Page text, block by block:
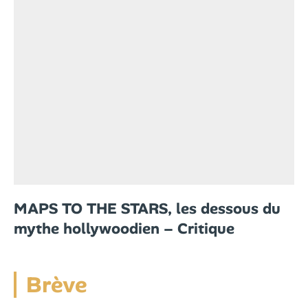
MAPS TO THE STARS, les dessous du
mythe hollywoodien – Critique
Brève